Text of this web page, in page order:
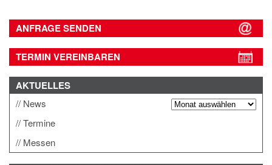
ANFRAGE SENDEN
TERMIN VEREINBAREN
AKTUELLES
News
Termine
Messen